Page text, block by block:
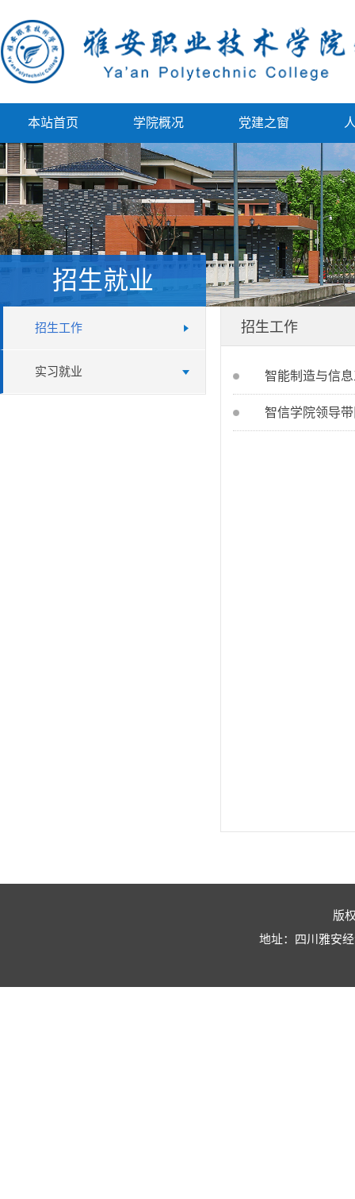
本站首页 学院概况 党建之窗
招生就业
招生工作
实习就业
招生工作
智能制造与信
智信学院领导
版
地址：四川雅安